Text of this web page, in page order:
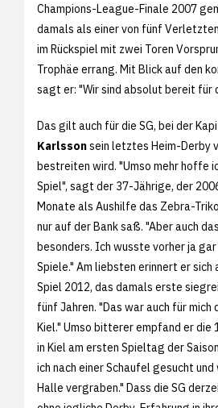
Champions-League-Finale 2007
damals als einer von fünf
im Rückspiel mit zwei Toren
Trophäe errang. Mit Blick auf den
sagt er: "Wir sind absolut bereit für
Das gilt auch für die SG, bei der
Karlssonsein letztes Heim-Derby
bestreiten wird. "Umso mehr hoffe
Spiel", sagt der 37-Jährige, der
Monate als Aushilfe das Zebra-
nur auf der Bank saß. "Aber auch
besonders. Ich wusste vorher ja
Spiele." Am liebsten erinnert er sich
Spiel 2012, das damals erste
fünf Jahren. "Das war auch für
Kiel." Umso bitterer empfand er die
in Kiel am ersten Spieltag der
ich nach einer Schaufel gesucht
Halle vergraben." Dass die SG